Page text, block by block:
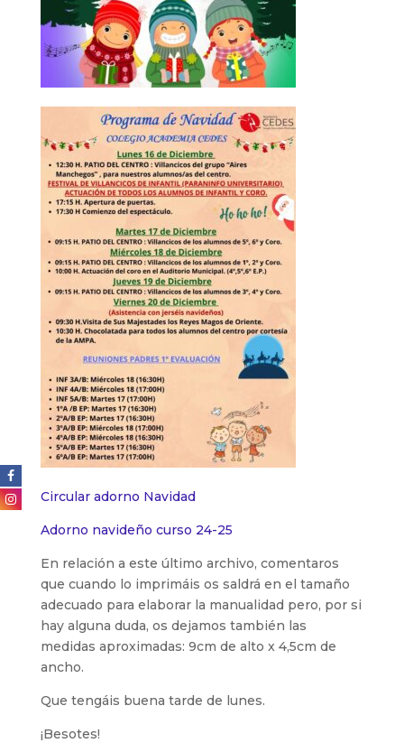
Circular adorno Navidad
Adorno navideño curso 24-25
En relación a este último archivo, comentaros
que cuando lo imprimáis os saldrá en el tamaño
adecuado para elaborar la manualidad pero, por si
hay alguna duda, os dejamos también las
medidas aproximadas: 9cm de alto x 4,5cm de
ancho.
Que tengáis buena tarde de lunes.
¡Besotes!